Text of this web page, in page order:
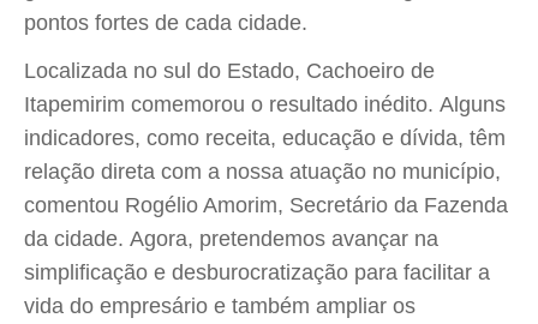
pontos fortes de cada cidade.
Localizada no sul do Estado, Cachoeiro de
Itapemirim comemorou o resultado inédito. Alguns
indicadores, como receita, educação e dívida, têm
relação direta com a nossa atuação no município,
comentou Rogélio Amorim, Secretário da Fazenda
da cidade. Agora, pretendemos avançar na
simplificação e desburocratização para facilitar a
vida do empresário e também ampliar os